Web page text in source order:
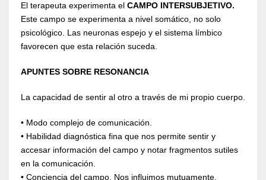
El terapeuta experimenta el CAMPO INTERSUBJETIVO.
Este campo se experimenta a nivel somático, no solo
psicológico. Las neuronas espejo y el sistema límbico
favorecen que esta relación suceda.
APUNTES SOBRE RESONANCIA
La capacidad de sentir al otro a través de mi propio cuerpo.
• Modo complejo de comunicación.
• Habilidad diagnóstica fina que nos permite sentir y
accesar información del campo y notar fragmentos sutiles
en la comunicación.
• Conciencia del campo. Nos influimos mutuamente.